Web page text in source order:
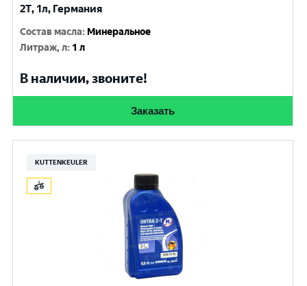
2T, 1л, Германия
Состав масла: Минеральное
Литраж, л: 1 л
В наличии, звоните!
Заказать
KUTTENKEULER